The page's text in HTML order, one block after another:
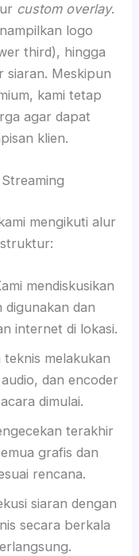
custom overlay.
logo
third), hingga
siaran. Meskipun
kami tetap
agar dapat
klien.
mengikuti alur
mendiskusikan
dan
internet di lokasi.
teknis melakukan
dan encoder
dimulai.
terakhir
grafis dan
rencana.
siaran dengan
secara berkala